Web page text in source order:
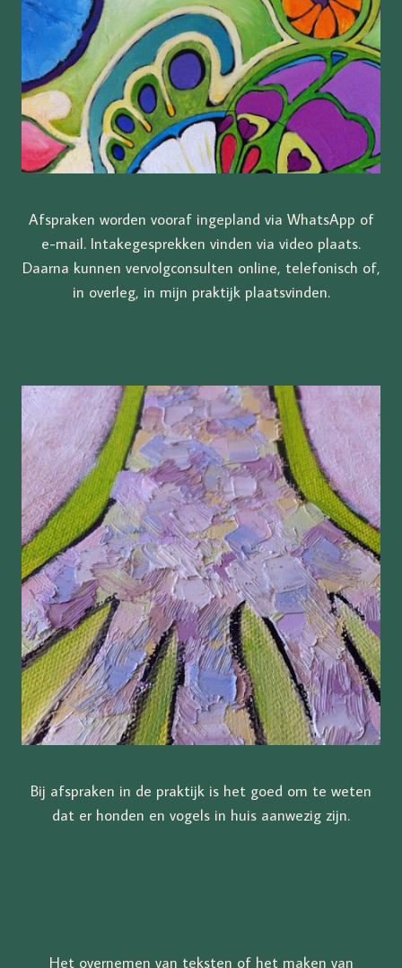
Afspraken worden vooraf ingepland via WhatsApp of
e-mail. Intakegesprekken vinden via video plaats.
Daarna kunnen vervolgconsulten online, telefonisch of,
in overleg, in mijn praktijk plaatsvinden.
Bij afspraken in de praktijk is het goed om te weten
dat er honden en vogels in huis aanwezig zijn.
Het overnemen van teksten of het maken van